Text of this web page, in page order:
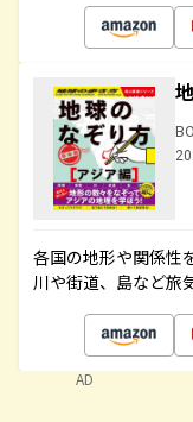
各国の地形や関係性
川や街道、島など旅
AD